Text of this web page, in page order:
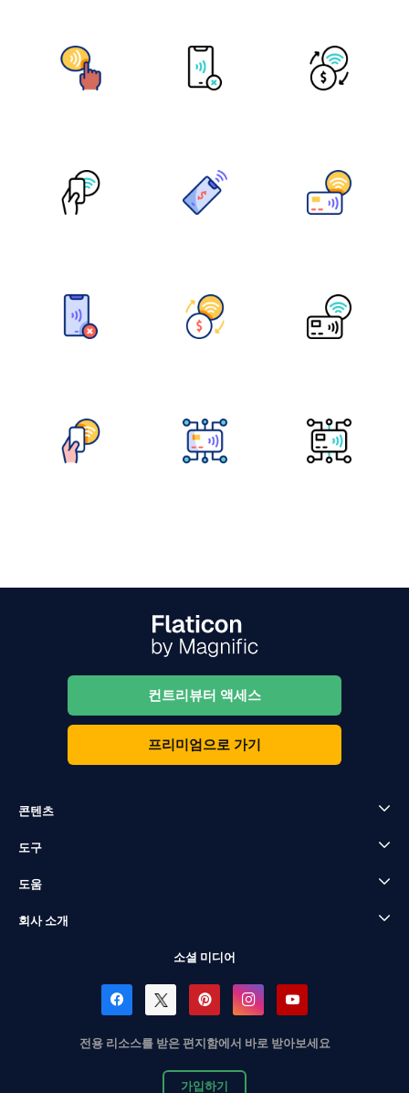
컨트리뷰터 액세스
프리미엄으로 가기
콘텐츠
도구
도움
회사 소개
소셜 미디어
전용 리소스를 받은 편지함에서 바로 받아보세요
가입하기